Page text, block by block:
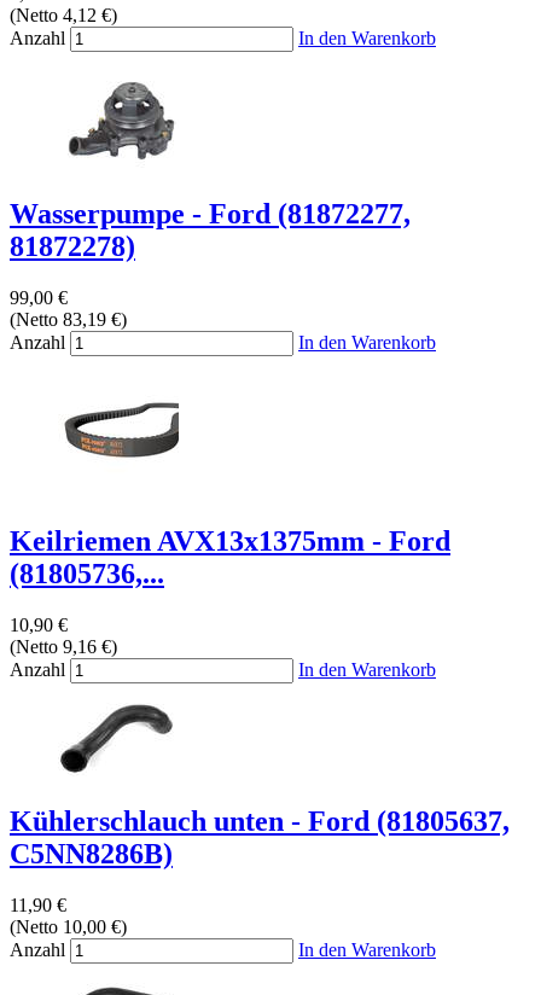
(Netto 4,12 €)
Anzahl
In den Warenkorb
Wasserpumpe - Ford (81872277,
81872278)
99,00 €
(Netto 83,19 €)
Anzahl
In den Warenkorb
Keilriemen AVX13x1375mm - Ford
(81805736,...
10,90 €
(Netto 9,16 €)
Anzahl
In den Warenkorb
Kühlerschlauch unten - Ford (81805637,
C5NN8286B)
11,90 €
(Netto 10,00 €)
Anzahl
In den Warenkorb